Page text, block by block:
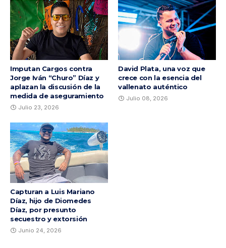
Imputan Cargos contra
Jorge Iván “Churo” Díaz y
aplazan la discusión de la
medida de aseguramiento
Julio 23, 2026
David Plata, una voz que
crece con la esencia del
vallenato auténtico
Julio 08, 2026
Capturan a Luis Mariano
Díaz, hijo de Diomedes
Díaz, por presunto
secuestro y extorsión
Junio 24, 2026